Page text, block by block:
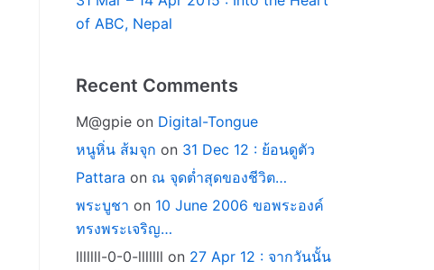
of ABC, Nepal
Recent Comments
M@gpie on Digital-Tongue
หนูหิ่น ส้มจุก on 31 Dec 12 : ย้อนดูตัว
Pattara on ณ จุดต่ำสุดของชีวิต…
พระบูชา on 10 June 2006 ขอพระองค์
ทรงพระเจริญ…
lllllll-0-0-lllllll on 27 Apr 12 : จากวันนั้น